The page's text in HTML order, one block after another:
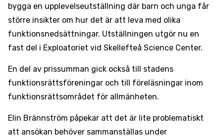
bygga en upplevelseutställning där barn och unga får
större insikter om hur det är att leva med olika
funktionsnedsättningar. Utställningen utgör nu en
fast del i Exploatoriet vid Skellefteå Science Center.
En del av prissumman gick också till stadens
funktionsrättsföreningar och till föreläsningar inom
funktionsrättsområdet för allmänheten.
Elin Brännström påpekar att det är lite problematiskt
att ansökan behöver sammanställas under